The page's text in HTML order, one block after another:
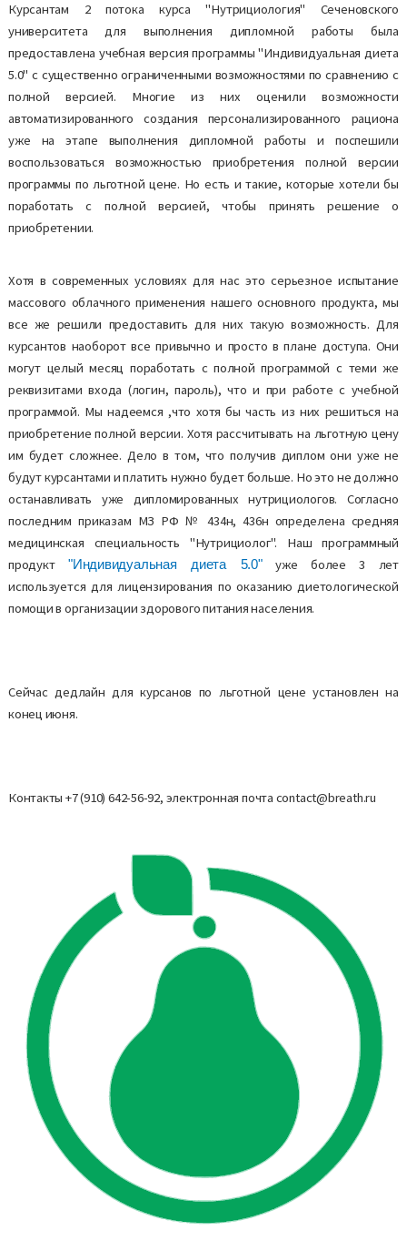
Курсантам 2 потока курса "Нутрициология" Сеченовского
университета для выполнения дипломной работы была
предоставлена учебная версия программы "Индивидуальная диета
5.0" с существенно ограниченными возможностями по сравнению с
полной версией. Многие из них оценили возможности
автоматизированного создания персонализированного рациона
уже на этапе выполнения дипломной работы и поспешили
воспользоваться возможностью приобретения полной версии
программы по льготной цене. Но есть и такие, которые хотели бы
поработать с полной версией, чтобы принять решение о
приобретении.
Хотя в современных условиях для нас это серьезное испытание
массового облачного применения нашего основного продукта, мы
все же решили предоставить для них такую возможность. Для
курсантов наоборот все привычно и просто в плане доступа. Они
могут целый месяц поработать с полной программой с теми же
реквизитами входа (логин, пароль), что и при работе с учебной
программой. Мы надеемся ,что хотя бы часть из них решиться на
приобретение полной версии. Хотя рассчитывать на льготную цену
им будет сложнее. Дело в том, что получив диплом они уже не
будут курсантами и платить нужно будет больше. Но это не должно
останавливать уже дипломированных нутрициологов. Согласно
последним приказам МЗ РФ № 434н, 436н определена средняя
медицинская специальность "Нутрициолог". Наш программный
продукт "Индивидуальная диета 5.0"уже более 3 лет
используется для лицензирования по оказанию диетологической
помощи в организации здорового питания населения.
Сейчас дедлайн для курсанов по льготной цене установлен на
конец июня.
Контакты +7 (910) 642-56-92, электронная почта contact@breath.ru